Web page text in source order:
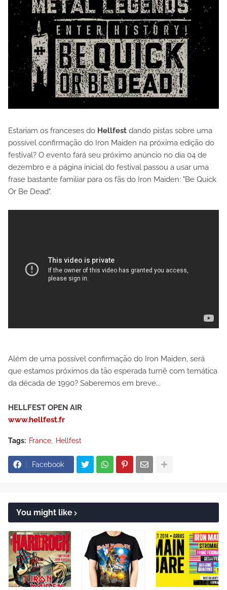
Estariam os franceses do Hellfest dando pistas sobre uma
possível confirmação do Iron Maiden na próxima edição do
festival? O evento fará seu próximo anúncio no dia 04 de
dezembro e a página inicial do festival passou a usar uma
frase bastante familiar para os fãs do Iron Maiden: "Be Quick
Or Be Dead".
Além de uma possível confirmação do Iron Maiden, será
que estamos próximos da tão esperada turnê com temática
da década de 1990? Saberemos em breve...
HELLFEST OPEN AIR
www.hellfest.fr
Tags: France Hellfest
Facebook
You might like